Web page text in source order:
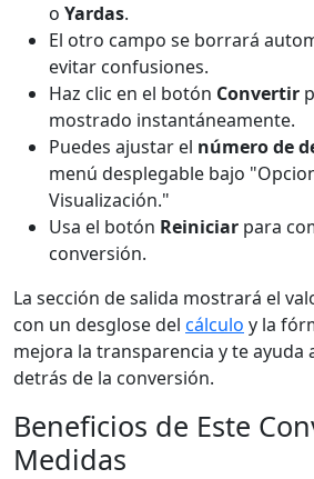
o Yardas.
El otro campo se borrará
evitar confusiones.
Haz clic en el botón Convertir
mostrado instantáneamente.
Puedes ajustar el número de
menú desplegable bajo
Visualización."
Usa el botón Reiniciar para
conversión.
La sección de salida mostrará el
con un desglose del cálculo y la
mejora la transparencia y te ayuda
detrás de la conversión.
Beneficios de Este
Medidas